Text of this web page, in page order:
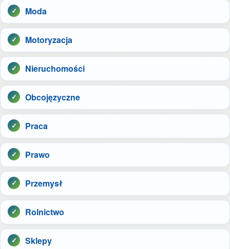
Moda
Motoryzacja
Nieruchomości
Obcojęzyczne
Praca
Prawo
Przemysł
Rolnictwo
Sklepy